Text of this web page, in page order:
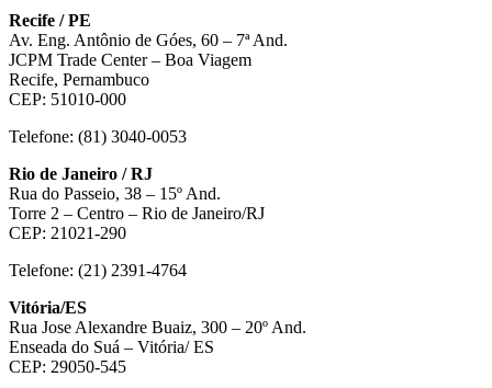
Recife / PE
Av. Eng. Antônio de Góes, 60 – 7ª And.
JCPM Trade Center – Boa Viagem
Recife, Pernambuco
CEP: 51010-000
Telefone: (81) 3040-0053
Rio de Janeiro / RJ
Rua do Passeio, 38 – 15º And.
Torre 2 – Centro – Rio de Janeiro/RJ
CEP: 21021-290
Telefone: (21) 2391-4764
Vitória/ES
Rua Jose Alexandre Buaiz, 300 – 20º And.
Enseada do Suá – Vitória/ ES
CEP: 29050-545